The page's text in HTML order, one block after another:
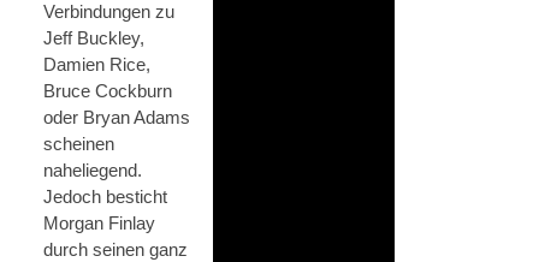
Verbindungen zu
Jeff Buckley,
Damien Rice,
Bruce Cockburn
oder Bryan Adams
scheinen
naheliegend.
Jedoch besticht
Morgan Finlay
durch seinen ganz